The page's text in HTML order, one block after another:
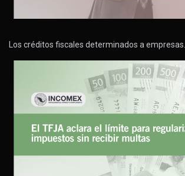
Los créditos fiscales determinados a empresas…